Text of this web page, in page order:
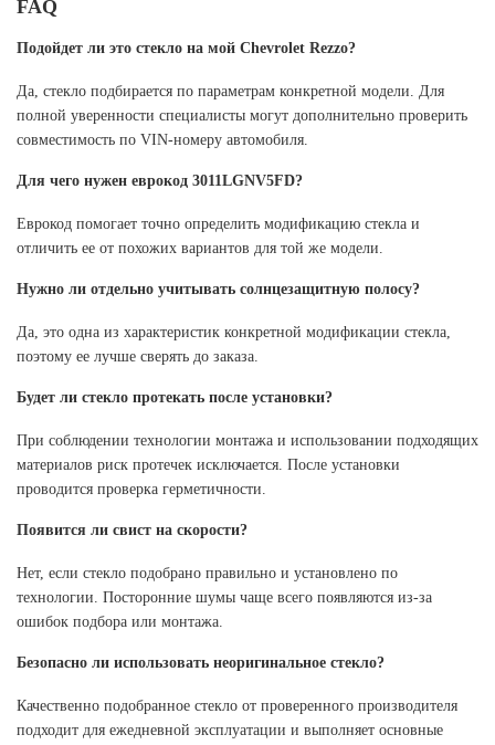
FAQ
Подойдет ли это стекло на мой Chevrolet Rezzo?
Да, стекло подбирается по параметрам конкретной модели. Для
полной уверенности специалисты могут дополнительно проверить
совместимость по VIN-номеру автомобиля.
Для чего нужен еврокод 3011LGNV5FD?
Еврокод помогает точно определить модификацию стекла и
отличить ее от похожих вариантов для той же модели.
Нужно ли отдельно учитывать солнцезащитную полосу?
Да, это одна из характеристик конкретной модификации стекла,
поэтому ее лучше сверять до заказа.
Будет ли стекло протекать после установки?
При соблюдении технологии монтажа и использовании подходящих
материалов риск протечек исключается. После установки
проводится проверка герметичности.
Появится ли свист на скорости?
Нет, если стекло подобрано правильно и установлено по
технологии. Посторонние шумы чаще всего появляются из-за
ошибок подбора или монтажа.
Безопасно ли использовать неоригинальное стекло?
Качественно подобранное стекло от проверенного производителя
подходит для ежедневной эксплуатации и выполняет основные